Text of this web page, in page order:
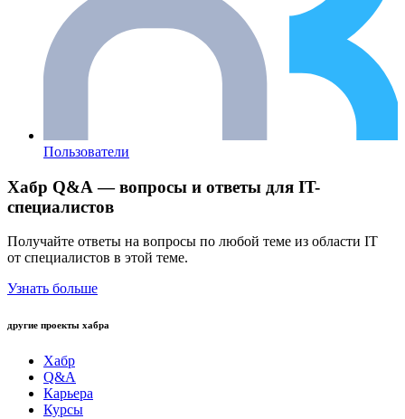
Пользователи
Хабр Q&A — вопросы и ответы для IT-
специалистов
Получайте ответы на вопросы по любой теме из области IT
от специалистов в этой теме.
Узнать больше
другие проекты хабра
Хабр
Q&A
Карьера
Курсы